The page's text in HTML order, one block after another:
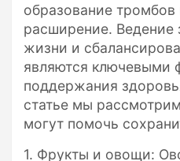
образование тромбов
расширение. Ведение
жизни и
являются ключевыми
поддержания
статье мы
могут помочь
1. Фрукты и овощи: